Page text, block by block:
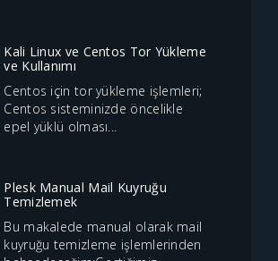
Kali Linux ve Centos Tor Yükleme
ve Kullanımı
Centos için tor yükleme işlemleri;
Centos sisteminizde öncelikle
epel yüklü olması...
Plesk Manual Mail Kuyruğu
Temizlemek
Bu makalede manual olarak mail
kuyruğu temizleme işlemlerinden